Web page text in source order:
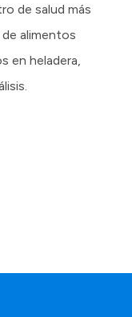
de salud más
alimentos
en heladera,